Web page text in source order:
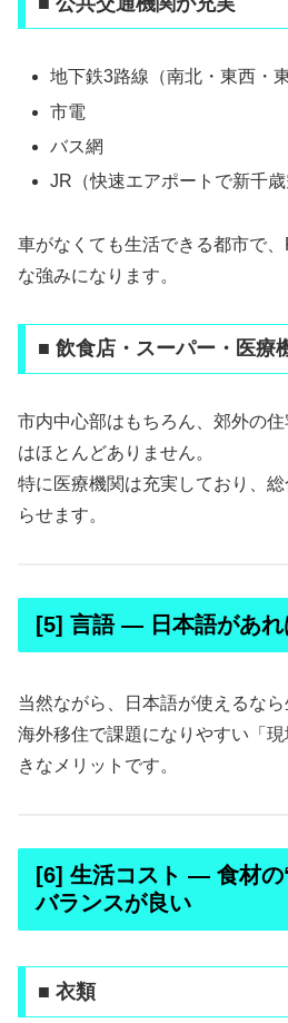
地下鉄3路線（南北・東西・東
市電
バス網
JR（快速エアポートで新千歳
車がなくても生活できる都市で
な強みになります。
■ 飲食店・スーパー・医療
市内中心部はもちろん、郊外の
はほとんどありません。
特に医療機関は充実しており、
らせます。
[5] 言語 ― 日本語があれ
当然ながら、日本語が使えるなら
海外移住で課題になりやすい「
きなメリットです。
[6] 生活コスト ― 食材の
バランスが良い
■ 衣類